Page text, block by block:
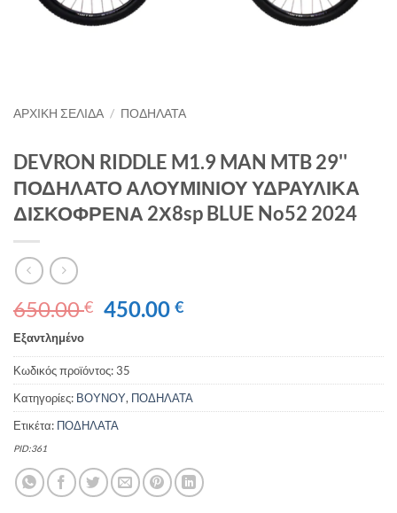
ΑΡΧΙΚΉ ΣΕΛΊΔΑ / ΠΟΔΗΛΑΤΑ
DEVRON RIDDLE M1.9 MAN MTB 29''
ΠΟΔΗΛΑΤΟ ΑΛΟΥΜΙΝΙΟΥ ΥΔΡΑΥΛΙΚΑ
ΔΙΣΚΟΦΡΕΝΑ 2Χ8sp BLUE No52 2024
650.00€ Original
was:
650.00 €.
450.00€Η
τιμή
450.00 €.
Εξαντλημένο
Κωδικός προϊόντος:35
Κατηγορίες: ΒΟΥΝΟΥ, ΠΟΔΗΛΑΤΑ
Ετικέτα: ΠΟΔΗΛΑΤΑ
PID:361